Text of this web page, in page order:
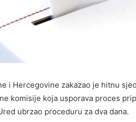
i Hercegovine zakazao je hitnu
komisije koja usporava proces
ubrzao proceduru za dva dana.